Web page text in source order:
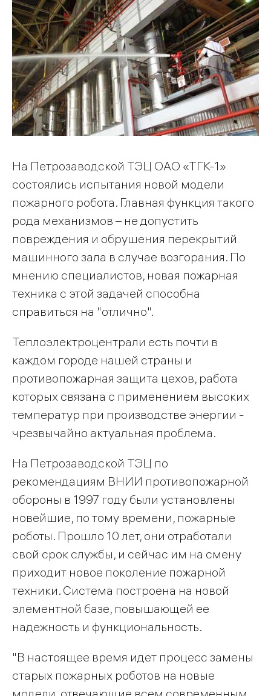
На Петрозаводской ТЭЦ ОАО «ТГК-1»
состоялись испытания новой модели
пожарного робота. Главная функция такого
рода механизмов – не допустить
повреждения и обрушения перекрытий
машинного зала в случае возгорания. По
мнению специалистов, новая пожарная
техника с этой задачей способна
справиться на "отлично".
Теплоэлектроцентрали есть почти в
каждом городе нашей страны и
противопожарная защита цехов, работа
которых связана с применением высоких
температур при производстве энергии -
чрезвычайно актуальная проблема.
На Петрозаводской ТЭЦ по
рекомендациям ВНИИ противопожарной
обороны в 1997 году были установлены
новейшие, по тому времени, пожарные
роботы. Прошло 10 лет, они отработали
свой срок службы, и сейчас им на смену
приходит новое поколение пожарной
техники. Система построена на новой
элементной базе, повышающей ее
надежность и функциональность.
"В настоящее время идет процесс замены
старых пожарных роботов на новые